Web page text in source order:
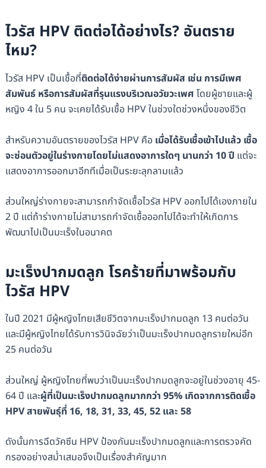
ไวรัส HPV ติดต่อได้อย่างไร? อันตราย
ไหม?
ไวรัส HPV เป็นเชื้อที่ติดต่อได้ง่ายผ่านการสัมผัส เช่น การมีเพศ
สัมพันธ์ หรือการสัมผัสที่รุนแรงบริเวณอวัยวะเพศ โดยผู้ชายและผู้
หญิง 4 ใน 5 คน จะเคยได้รับเชื้อ HPV ในช่วงใดช่วงหนึ่งของชีวิต
สำหรับความอันตรายของไวรัส HPV คือ เมื่อได้รับเชื้อเข้าไปแล้ว เชื้อ
จะซ่อนตัวอยู่ในร่างกายโดยไม่แสดงอาการใดๆ นานกว่า 10 ปี แต่จะ
แสดงอาการออกมาอีกทีเมื่อเป็นระยะลุกลามแล้ว
ส่วนใหญ่ร่างกายจะสามารถกำจัดเชื้อไวรัส HPV ออกไปได้เองภายใน
2 ปี แต่ถ้าร่างกายไม่สามารถกำจัดเชื้อออกไปได้จะทำให้เกิดการ
พัฒนาไปเป็นมะเร็งในอนาคต
มะเร็งปากมดลูก โรคร้ายที่มาพร้อมกับ
ไวรัส HPV
ในปี 2021 มีผู้หญิงไทยเสียชีวิตจากมะเร็งปากมดลูก 13 คนต่อวัน
และมีผู้หญิงไทยได้รับการวินิจฉัยว่าเป็นมะเร็งปากมดลูกรายใหม่อีก
25 คนต่อวัน
ส่วนใหญ่ ผู้หญิงไทยที่พบว่าเป็นมะเร็งปากมดลูกจะอยู่ในช่วงอายุ 45-
64 ปี และผู้ที่เป็นมะเร็งปากมดลูกมากกว่า 95% เกิดจากการติดเชื้อ
HPV สายพันธุ์ที่ 16, 18, 31, 33, 45, 52 และ 58
ดังนั้นการฉีดวัคซีน HPV ป้องกันมะเร็งปากมดลูกและการตรวจคัด
กรองอย่างสม่ำเสมอจึงเป็นเรื่องสำคัญมาก